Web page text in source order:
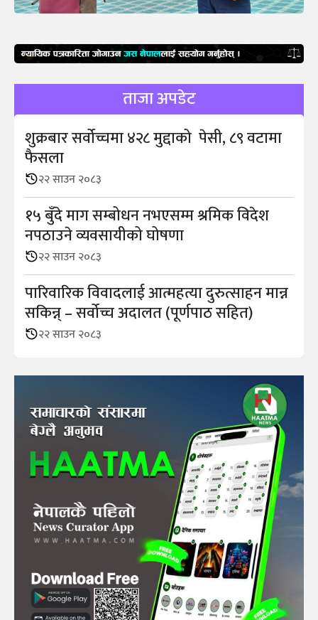
ताजा अपडेट
शुक्रबार सर्वोच्चमा ४२८ मुद्दाको पेसी, ८९ वटामा
फैसला
२२ साउन २०८३
१५ बुँदे माग सम्बोधन नभएसम्म श्रमिक विदेश
नपठाउने व्यवसायीको घोषणा
२२ साउन २०८३
पारिवारिक विवादलाई आत्महत्या दुरुत्साहन मान्न
सकिन्न् – सर्वोच्च अदालत (पूर्णपाठ सहित)
२२ साउन २०८३